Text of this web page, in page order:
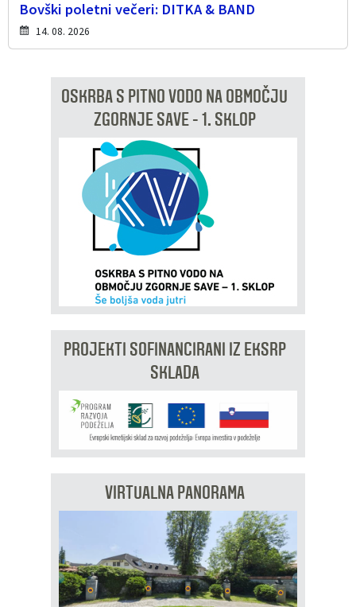
Bovški poletni večeri: DITKA & BAND
14. 08. 2026
OSKRBA S PITNO VODO NA OBMOČJU
ZGORNJE SAVE - 1. SKLOP
PROJEKTI SOFINANCIRANI IZ EKSRP
SKLADA
VIRTUALNA PANORAMA